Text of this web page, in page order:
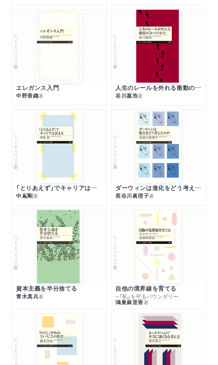
ちくまプリマー新書
エレガンス入門
中野香織著
ちくまプリマー新書
人生のレールを外れる衝動のみつけかた
谷川嘉浩著
ちくまプリマー新書
「とりあえず」でキャリアは決まる
中嶌剛著
ちくまプリマー新書
ダーウィンは進化をどう考えたのか
長谷川眞理子著
ちくまプリマー新書
資本主義を半分捨てる
青木真兵著
ちくまプリマー新書
自他の境界線を育てる
─「私」を守るバウンダリー
鴻巣麻里香著
ちくまプリマー新書 ちくまプリマー新書